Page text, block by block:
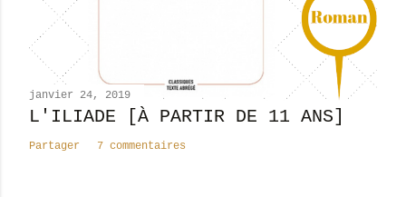
m
n
t
i
janvier 24, 2019
L'ILIADE [À PARTIR DE 11 ANS]
Partager 7 commentaires